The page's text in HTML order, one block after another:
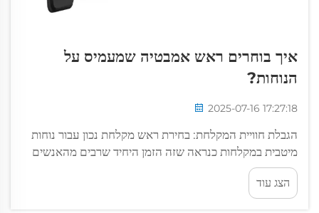
איך בוחרים ראש אמבטיה שמעמיס על
הנוחות?
2025-07-16 17:27:18
הגבלת חוויית המקלחת: בחירת ראש מקלחת נכון עבור נוחות
מיטבית במקלחות כנראה שזה הזמן היחיד שרבים מהאנשים
נשארים לבד בלי מישהו שוקט על הדלת. מקלחות הבוקר נוטות
להיות מהירות בזמן, בעוד המקלחות בערב לרוב...
הצג עוד